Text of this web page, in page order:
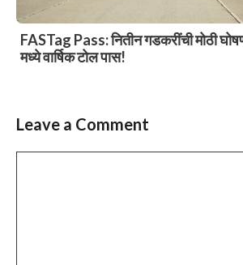
FASTag Pass: नितीन गडकरींची मोठी
मध्ये वार्षिक टोल पास!
Leave a Comment